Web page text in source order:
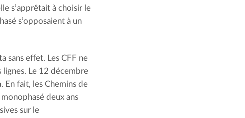
s’apprêtait à choisir le
s’opposaient à un
sans effet. Les CFF ne
lignes. Le 12 décembre
En fait, les Chemins de
deux ans
sur le